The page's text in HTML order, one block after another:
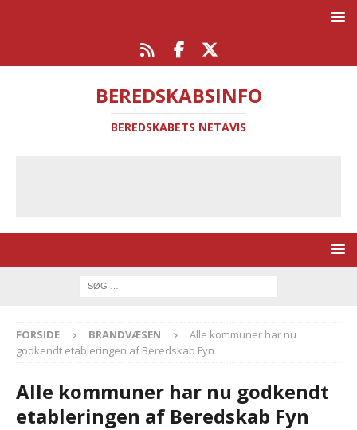
BEREDSKABSINFO
BEREDSKABETS NETAVIS
FORSIDE BRANDVÆSEN
Alle kommuner har nu
godkendt etableringen af Beredskab Fyn
Alle kommuner har nu godkendt
etableringen af Beredskab Fyn